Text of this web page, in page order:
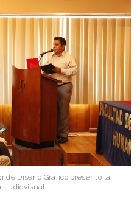
de Diseño Gráfico presentó la
audiovisual